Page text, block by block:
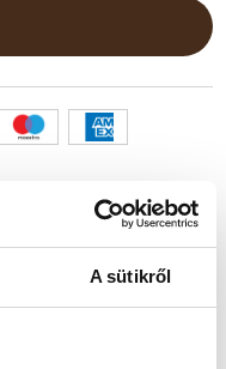
A sütikről